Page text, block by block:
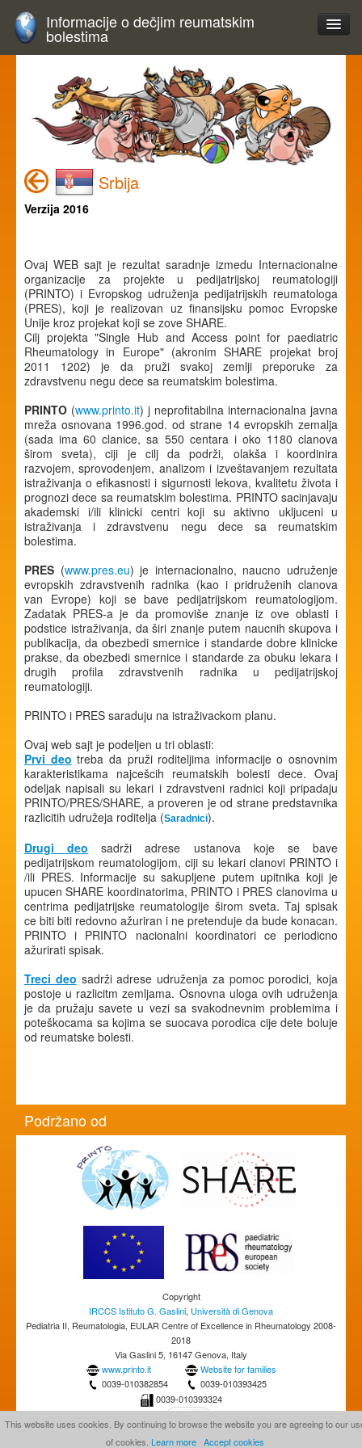
Informacije o dečjim reumatskim
bolestima
Srbija
Verzija 2016
Ovaj WEB sajt je rezultat saradnje izmedu Internacionalne
organizacije za projekte u pedijatrijskoj reumatologiji
(PRINTO) i Evropskog udruženja pedijatrijskih reumatologa
(PRES), koji je realizovan uz finansijsku pomoc Evropske
Unije kroz projekat koji se zove SHARE.
Cilj projekta "Single Hub and Access point for paediatric
Rheumatology in Europe" (akronim SHARE projekat broj
2011 1202) je da pruži svakoj zemlji preporuke za
zdravstvenu negu dece sa reumatskim bolestima.
PRINTO (www.printo.it) j neprofitabilna internacionalna javna
mreža osnovana 1996.god. od strane 14 evropskih zemalja
(sada ima 60 clanice, sa 550 centara i oko 1180 clanova
širom sveta), ciji je cilj da podrži, olakša i koordinira
razvojem, sprovodenjem, analizom i izveštavanjem rezultata
istraživanja o efikasnosti i sigurnosti lekova, kvalitetu života i
prognozi dece sa reumatskim bolestima. PRINTO sacinjavaju
akademski i/ili klinicki centri koji su aktivno ukljuceni u
istraživanja i zdravstvenu negu dece sa reumatskim
bolestima.
PRES (www.pres.eu) je internacionalno, naucno udruženje
evropskih zdravstvenih radnika (kao i pridruženih clanova
van Evrope) koji se bave pedijatrijskom reumatologijom.
Zadatak PRES-a je da promoviše znanje iz ove oblasti i
podstice istraživanja, da širi znanje putem naucnih skupova i
publikacija, da obezbedi smernice i standarde dobre klinicke
prakse, da obezbedi smernice i standarde za obuku lekara i
drugih profila zdravstvenih radnika u pedijatrijskoj
reumatologiji.
PRINTO i PRES saraduju na istraživackom planu.
Ovaj web sajt je podeljen u tri oblasti:
Prvi deo treba da pruži roditeljima informacije o osnovnim
karakteristikama najcešcih reumatskih bolesti dece. Ovaj
odeljak napisali su lekari i zdravstveni radnici koji pripadaju
PRINTO/PRES/SHARE, a proveren je od strane predstavnika
razlicitih udružeja roditelja (Saradnici).
Drugi deo sadrži adrese ustanova koje se bave
pedijatrijskom reumatologijom, ciji su lekari clanovi PRINTO i
/ili PRES. Informacije su sakupljene putem upitnika koji je
upucen SHARE koordinatorima, PRINTO i PRES clanovima u
centrima pedijatrijske reumatologije širom sveta. Taj spisak
ce biti biti redovno ažuriran i ne pretenduje da bude konacan.
PRINTO i PRINTO nacionalni koordinatori ce periodicno
ažurirati spisak.
Treci deo sadrži adrese udruženja za pomoc porodici, koja
postoje u razlicitm zemljama. Osnovna uloga ovih udruženja
je da pružaju savete u vezi sa svakodnevnim problemima i
poteškocama sa kojima se suocava porodica cije dete boluje
od reumatske bolesti.
Podržano od
Copyright
IRCCS Istituto G. Gaslini, Università di Genova
Pediatria II, Reumatologia, EULAR Centre of Excellence in Rheumatology 2008-
2018
Via Gaslini 5, 16147 Genova, Italy
www.printo.it
Website for families
0039-010382854
0039-010393425
0039-010393324
This website uses cookies. By continuing to browse the website you are agreeing to our
of cookies. Learn more Accept cookies